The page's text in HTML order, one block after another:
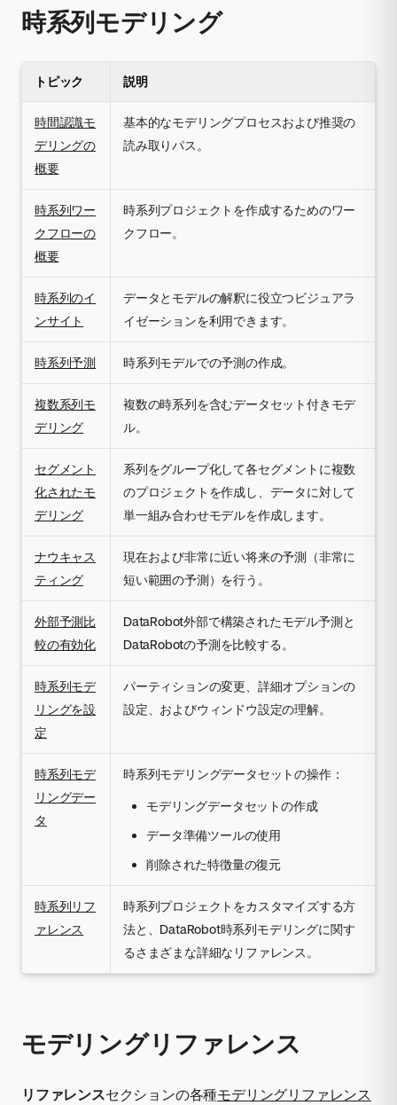
時系列モデリング
トピック 説明
時間認識モ
デリングの
概要
基本的なモデリングプロセスおよび推奨の
読み取りパス。
時系列ワー
クフローの
概要
時系列プロジェクトを作成するためのワー
クフロー。
時系列のイ
ンサイト
データとモデルの解釈に役立つビジュアラ
イゼーションを利用できます。
時系列予測 時系列モデルでの予測の作成。
複数系列モ
デリング
複数の時系列を含むデータセット付きモデ
ル。
セグメント
化されたモ
デリング
系列をグループ化して各セグメントに複数
のプロジェクトを作成し、データに対して
単一組み合わせモデルを作成します。
ナウキャス
ティング
現在および非常に近い将来の予測（非常に
短い範囲の予測）を行う。
外部予測比
較の有効化
DataRobot外部で構築されたモデル予測と
DataRobotの予測を比較する。
時系列モデ
リングを設
定
パーティションの変更、詳細オプションの
設定、およびウィンドウ設定の理解。
時系列モデ
リングデー
タ
時系列モデリングデータセットの操作：
モデリングデータセットの作成
データ準備ツールの使用
削除された特徴量の復元
時系列リフ
ァレンス
時系列プロジェクトをカスタマイズする方
法と、DataRobot時系列モデリングに関す
るさまざまな詳細なリファレンス。
モデリングリファレンス
リファレンスセクションの各種モデリングリファレンス